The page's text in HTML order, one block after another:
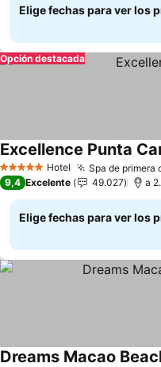
Elige fechas para ver los
Opción destacada
5 Estrellas Hotel Spa de primera
Excellence Punta
9,4 Excelente 49.027 a
Elige fechas para ver los
Dreams Macao